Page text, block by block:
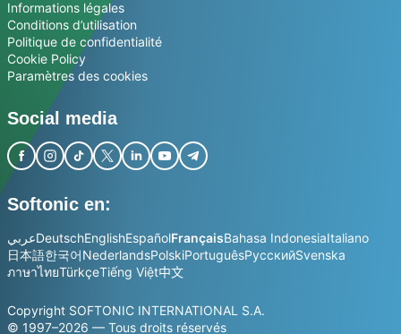
Informations légales
Conditions d’utilisation
Politique de confidentialité
Cookie Policy
Paramètres des cookies
Social media
Softonic en:
عربيDeutschEnglishEspañolFrançaisBahasa IndonesiaItaliano
日本語한국어NederlandsPolskiPortuguêsРусскийSvenska
ภาษาไทยTürkçeTiếng Việt中文
Copyright SOFTONIC INTERNATIONAL S.A.
© 1997–2026 — Tous droits réservés